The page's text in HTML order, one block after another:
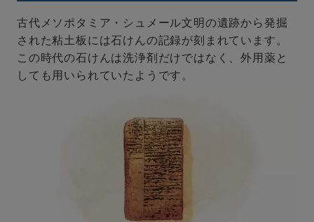
古代メソポタミア・シュメール文明の遺跡から発掘
された粘土板には石けんの記録が刻まれています。
この時代の石けんは洗浄剤だけではなく、外用薬と
しても用いられていたようです。